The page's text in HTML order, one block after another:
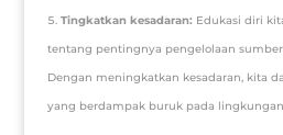
Tingkatkan kesadaran: Edukasi diri
tentang pentingnya pengelolaan
Dengan meningkatkan kesadaran, kita
yang berdampak buruk pada